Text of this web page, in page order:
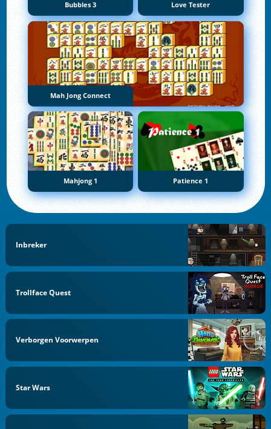
Bubbles 3 Love Tester
Mah Jong Connect
Mahjong 1 Patience 1
Inbreker
Trollface Quest
Verborgen Voorwerpen
Star Wars